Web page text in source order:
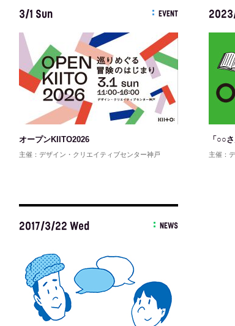
3/1 Sun EVENT
オープンKIITO2026
主催：デザイン・クリエイティブセンター神戸
「○○
主催：
2017/3/22 Wed NEWS